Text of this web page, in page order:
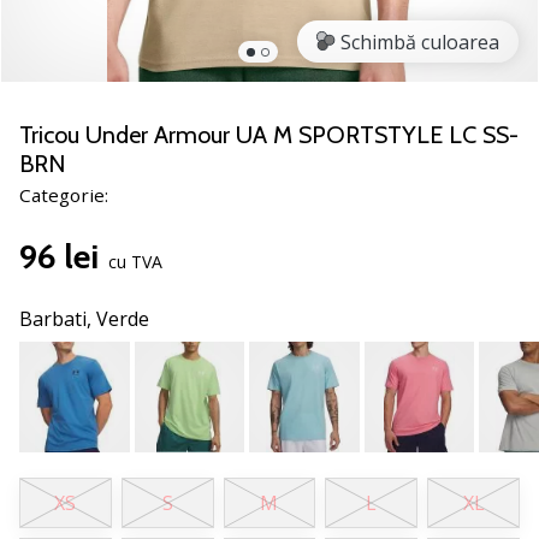
un
fan
al
baschetului
și
Alătură-
nouă
ca
Ambasador
Schimbă culoarea
Tricou Under Armour UA M SPORTSTYLE LC SS-
BRN
Categorie:
96 lei cu TVA
Barbati, Verde
XS S M L XL